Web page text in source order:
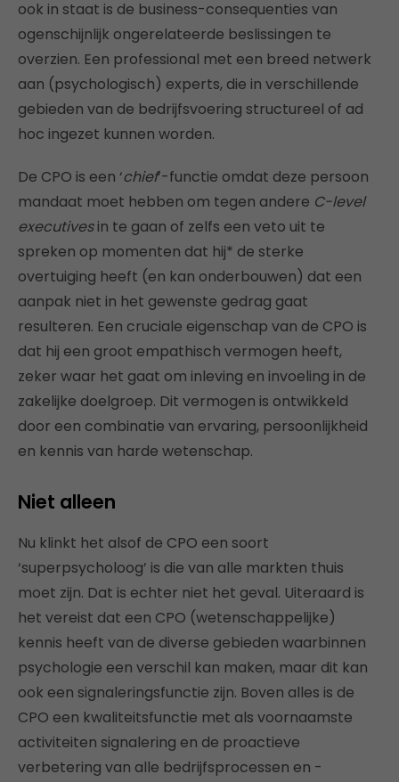
ook in staat is de business-consequenties van
ogenschijnlijk ongerelateerde beslissingen te
overzien. Een professional met een breed netwerk
aan (psychologisch) experts, die in verschillende
gebieden van de bedrijfsvoering structureel of ad
hoc ingezet kunnen worden.
De CPO is een ‘chief’-functie omdat deze persoon
mandaat moet hebben om tegen andere C-level
executivesin te gaan of zelfs een veto uit te
spreken op momenten dat hij* de sterke
overtuiging heeft (en kan onderbouwen) dat een
aanpak niet in het gewenste gedrag gaat
resulteren. Een cruciale eigenschap van de CPO is
dat hij een groot empathisch vermogen heeft,
zeker waar het gaat om inleving en invoeling in de
zakelijke doelgroep. Dit vermogen is ontwikkeld
door een combinatie van ervaring, persoonlijkheid
en kennis van harde wetenschap.
Niet alleen
Nu klinkt het alsof de CPO een soort
‘superpsycholoog’ is die van alle markten thuis
moet zijn. Dat is echter niet het geval. Uiteraard is
het vereist dat een CPO (wetenschappelijke)
kennis heeft van de diverse gebieden waarbinnen
psychologie een verschil kan maken, maar dit kan
ook een signaleringsfunctie zijn. Boven alles is de
CPO een kwaliteitsfunctie met als voornaamste
activiteiten signalering en de proactieve
verbetering van alle bedrijfsprocessen en -